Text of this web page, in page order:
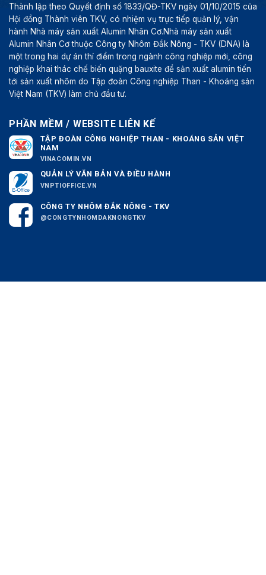
Thành lập theo Quyết định số 1833/QĐ-TKV ngày 01/10/2015 của
Hội đồng Thành viên TKV, có nhiệm vụ trực tiếp quản lý, vận
hành Nhà máy sản xuất Alumin Nhân Cơ.Nhà máy sản xuất
Alumin Nhân Cơ thuộc Công ty Nhôm Đắk Nông - TKV (DNA) là
một trong hai dự án thí điểm trong ngành công nghiệp mới, công
nghiệp khai thác chế biến quặng bauxite để sản xuất alumin tiến
tới sản xuất nhôm do Tập đoàn Công nghiệp Than - Khoáng sản
Việt Nam (TKV) làm chủ đầu tư.
PHẦN MỀM / WEBSITE LIÊN KẾ
TẬP ĐOÀN CÔNG NGHIỆP THAN - KHOÁNG SẢN VIỆT
NAM
VINACOMIN.VN
QUẢN LÝ VĂN BẢN VÀ ĐIỀU HÀNH
VNPTIOFFICE.VN
CÔNG TY NHÔM ĐẮK NÔNG - TKV
@CONGTYNHOMDAKNONGTKV